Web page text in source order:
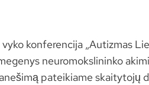
konferencija „Autizmas
neuromokslininko
pateikiame skaitytojų